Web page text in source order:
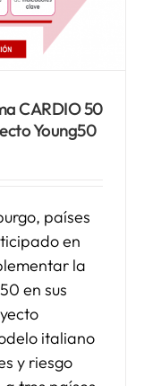
CARDIO 50
Young50
países
en
la
en sus
italiano
y riesgo